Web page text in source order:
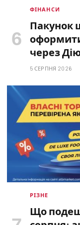
ФІНАНСИ
Пакунок
через
5 СЕРПНЯ 2026
РІЗНЕ
Що